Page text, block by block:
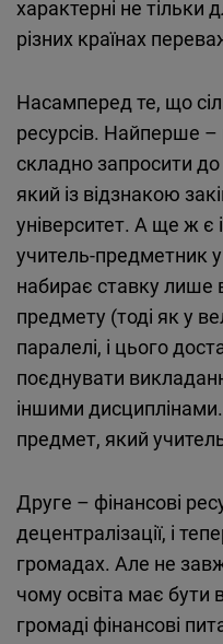
характерні не тільки
різних країнах
Насамперед те, що
ресурсів. Найперше
складно запросити
який із відзнакою
університет. А ще ж є
учитель-предметник
набирає ставку лише
предмету (тоді як у
паралелі, і цього
поєднувати
іншими
предмет, який
Друге – фінансові
децентралізації, і
громадах. Але не
чому освіта має бути
громаді фінансові